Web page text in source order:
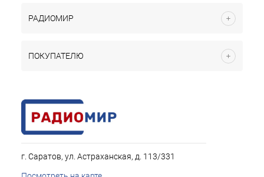
РАДИОМИР
ПОКУПАТЕЛЮ
г. Саратов, ул. Астраханская, д. 113/331